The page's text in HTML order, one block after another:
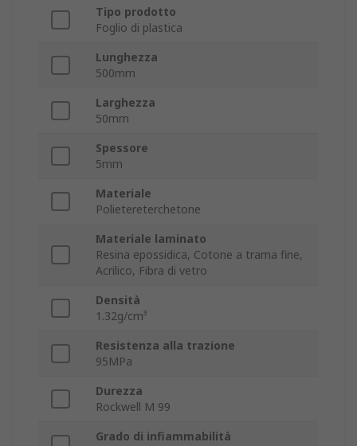
Tipo prodotto
Foglio di plastica
Lunghezza
500mm
Larghezza
50mm
Spessore
5mm
Materiale
Polietereterchetone
Materiale laminato
Resina epossidica, Cotone a trama fine,
Acrilico, Fibra di vetro
Densità
1.32g/cm³
Resistenza alla trazione
95MPa
Durezza
Rockwell M 99
Grado di infiammabilità